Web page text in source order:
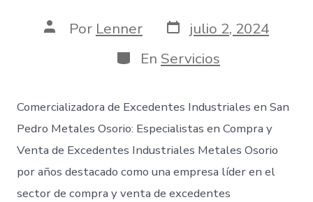
AutorPor Lenner Fecha
de
publicación
julio 2, 2024
Categorías
En Servicios
Comercializadora de Excedentes Industriales en San
Pedro Metales Osorio: Especialistas en Compra y
Venta de Excedentes Industriales Metales Osorio
por años destacado como una empresa líder en el
sector de compra y venta de excedentes